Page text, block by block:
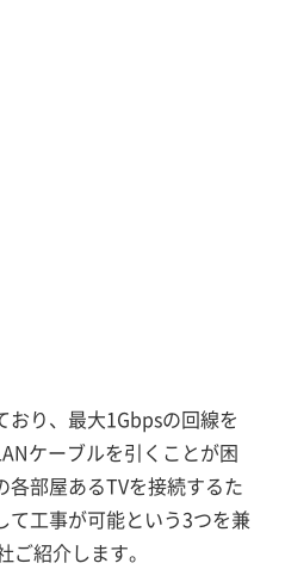
り、最大1Gbpsの回線を
ケーブルを引くことが困
部屋あるTVを接続するた
て工事が可能という3つを兼
紹介します。